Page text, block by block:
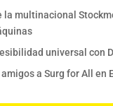
la multinacional
universal con
a Surg for All en